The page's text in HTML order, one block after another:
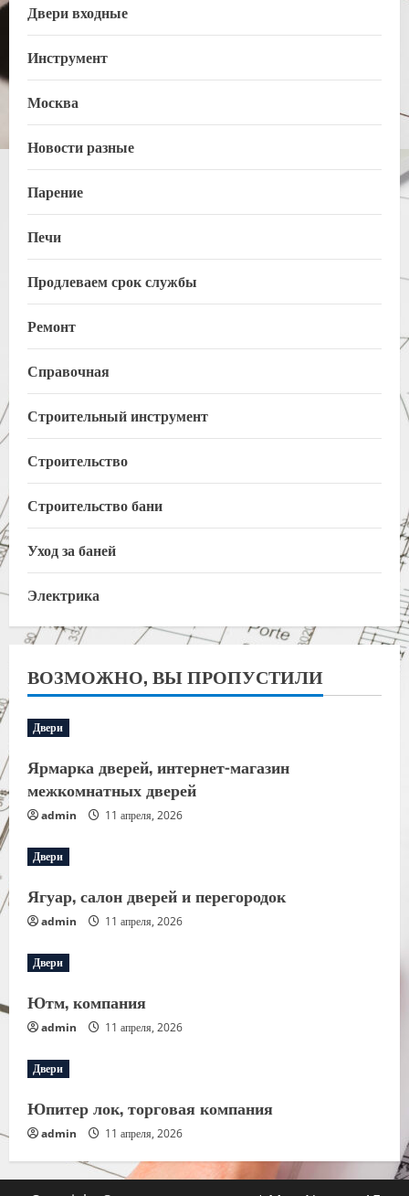
Двери входные
Инструмент
Москва
Новости разные
Парение
Печи
Продлеваем срок службы
Ремонт
Справочная
Строительный инструмент
Строительство
Строительство бани
Уход за баней
Электрика
ВОЗМОЖНО, ВЫ ПРОПУСТИЛИ
Двери
Ярмарка дверей, интернет-магазин
межкомнатных дверей
admin 11 апреля, 2026
Двери
Ягуар, салон дверей и перегородок
admin 11 апреля, 2026
Двери
Ютм, компания
admin 11 апреля, 2026
Двери
Юпитер лок, торговая компания
admin 11 апреля, 2026